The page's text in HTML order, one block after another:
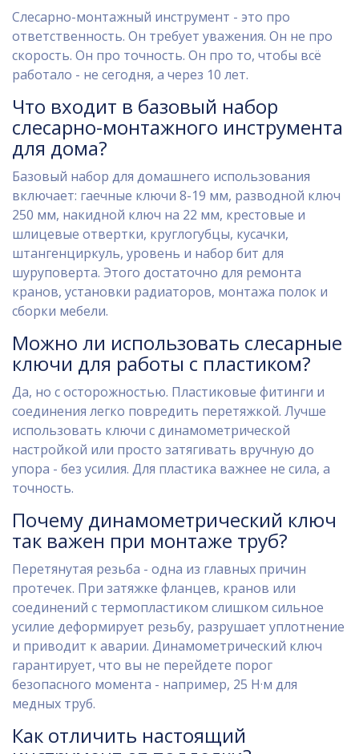
Слесарно-монтажный инструмент - это про
ответственность. Он требует уважения. Он не про
скорость. Он про точность. Он про то, чтобы всё
работало - не сегодня, а через 10 лет.
Что входит в базовый набор
слесарно-монтажного инструмента
для дома?
Базовый набор для домашнего использования
включает: гаечные ключи 8-19 мм, разводной ключ
250 мм, накидной ключ на 22 мм, крестовые и
шлицевые отвертки, круглогубцы, кусачки,
штангенциркуль, уровень и набор бит для
шуруповерта. Этого достаточно для ремонта
кранов, установки радиаторов, монтажа полок и
сборки мебели.
Можно ли использовать слесарные
ключи для работы с пластиком?
Да, но с осторожностью. Пластиковые фитинги и
соединения легко повредить перетяжкой. Лучше
использовать ключи с динамометрической
настройкой или просто затягивать вручную до
упора - без усилия. Для пластика важнее не сила, а
точность.
Почему динамометрический ключ
так важен при монтаже труб?
Перетянутая резьба - одна из главных причин
протечек. При затяжке фланцев, кранов или
соединений с термопластиком слишком сильное
усилие деформирует резьбу, разрушает уплотнение
и приводит к аварии. Динамометрический ключ
гарантирует, что вы не перейдете порог
безопасного момента - например, 25 Н·м для
медных труб.
Как отличить настоящий